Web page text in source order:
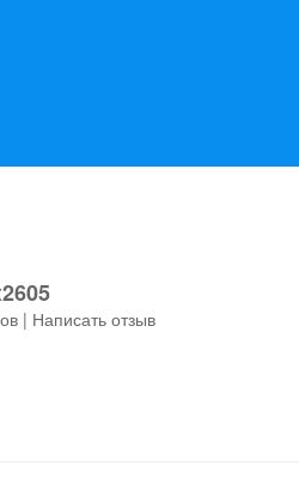
| Написать отзыв